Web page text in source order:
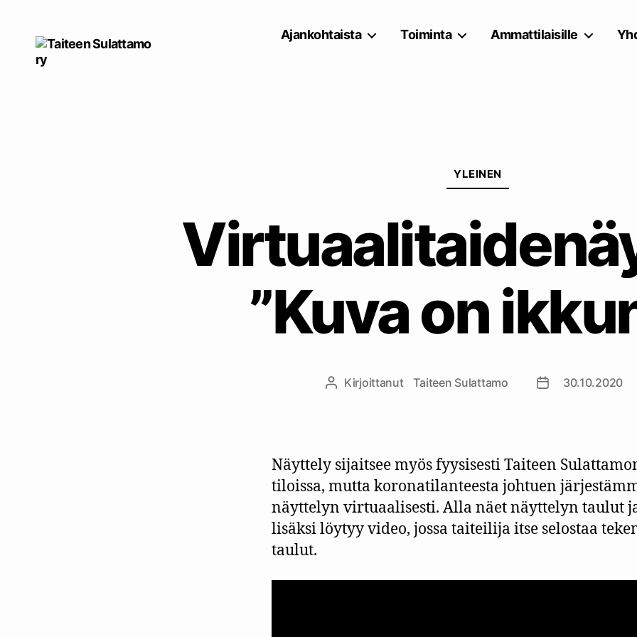
Ajankohtaista Toiminta Ammattilaisille
YLEINEN
”Kuva on
Kirjoittaja
Kirjoittanut Taiteen Sulattamo 30.10.2020
Näyttely sijaitsee myös fyysisesti Taiteen
tiloissa, mutta koronatilanteesta johtuen
näyttelyn virtuaalisesti. Alla näet näyttelyn taulut
lisäksi löytyy video, jossa taiteilija itse selostaa
taulut.